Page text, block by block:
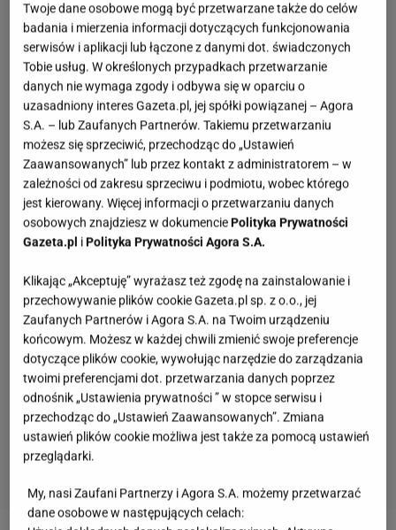
Twoje dane osobowe mogą być przetwarzane także do celów
badania i mierzenia informacji dotyczących funkcjonowania
serwisów i aplikacji lub łączone z danymi dot. świadczonych
Tobie usług. W określonych przypadkach przetwarzanie
danych nie wymaga zgody i odbywa się w oparciu o
uzasadniony interes Gazeta.pl, jej spółki powiązanej – Agora
S.A. – lub Zaufanych Partnerów. Takiemu przetwarzaniu
możesz się sprzeciwić, przechodząc do „Ustawień
Zaawansowanych” lub przez kontakt z administratorem – w
zależności od zakresu sprzeciwu i podmiotu, wobec którego
jest kierowany. Więcej informacji o przetwarzaniu danych
osobowych znajdziesz w dokumenciePolityka Prywatności
Gazeta.pl iPolityka Prywatności Agora S.A.
Klikając „Akceptuję” wyrażasz też zgodę na zainstalowanie i
przechowywanie plików cookie Gazeta.pl sp. z o.o., jej
Zaufanych Partnerów i Agora S.A. na Twoim urządzeniu
końcowym. Możesz w każdej chwili zmienić swoje preferencje
dotyczące plików cookie, wywołując narzędzie do zarządzania
twoimi preferencjami dot. przetwarzania danych poprzez
odnośnik „Ustawienia prywatności ” w stopce serwisu i
przechodząc do „Ustawień Zaawansowanych”. Zmiana
ustawień plików cookie możliwa jest także za pomocą ustawień
przeglądarki.
My, nasi Zaufani Partnerzy i Agora S.A. możemy przetwarzać
dane osobowe w następujących celach: